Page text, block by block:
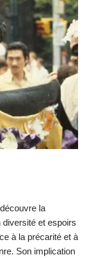
la
et espoirs
à la précarité et à
Son implication